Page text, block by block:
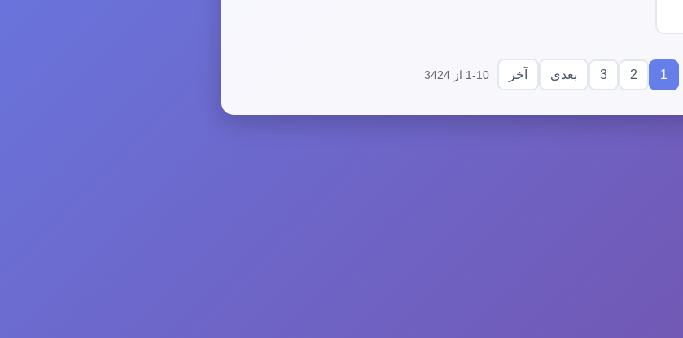
1
2
3 بعدی آخر 1-10 از 3424